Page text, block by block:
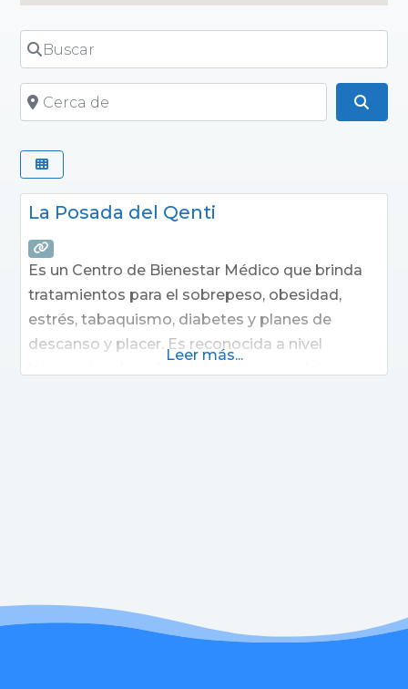
Buscar
Cerca de
La Posada del Qenti
Es un Centro de Bienestar Médico que brinda
tratamientos para el sobrepeso, obesidad,
estrés, tabaquismo, diabetes y planes de
descanso y placer. Es reconocida a nivel
Leer más...